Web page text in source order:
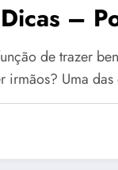
–
de trazer
irmãos? Uma